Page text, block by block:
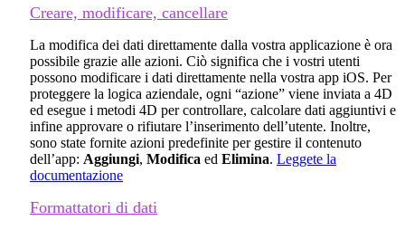
Creare, modificare, cancellare
La modifica dei dati direttamente dalla vostra applicazione è ora
possibile grazie alle azioni. Ciò significa che i vostri utenti
possono modificare i dati direttamente nella vostra app iOS. Per
proteggere la logica aziendale, ogni “azione” viene inviata a 4D
ed esegue i metodi 4D per controllare, calcolare dati aggiuntivi e
infine approvare o rifiutare l’inserimento dell’utente. Inoltre,
sono state fornite azioni predefinite per gestire il contenuto
dell’app: Aggiungi, Modifica ed Elimina. Leggete la
documentazione
Formattatori di dati